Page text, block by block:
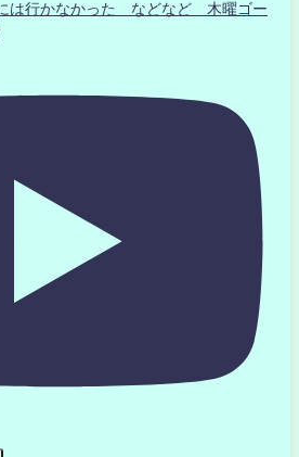
は行かなかった などなど 木曜ゴー